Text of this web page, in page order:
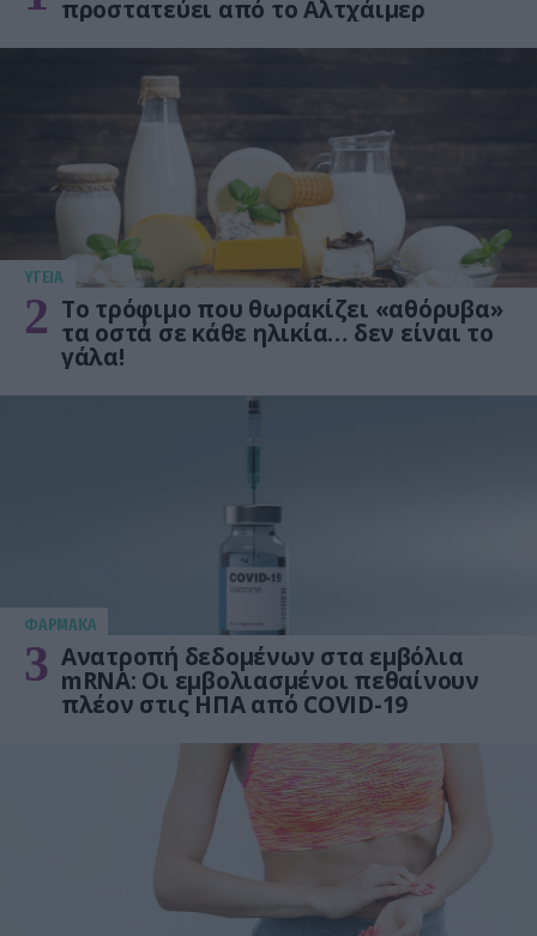
προστατεύει από το Αλτχάιμερ
ΥΓΕΙΑ
2 Το τρόφιμο που θωρακίζει «αθόρυβα»
τα οστά σε κάθε ηλικία… δεν είναι το
γάλα!
ΦΑΡΜΑΚΑ
3 Ανατροπή δεδομένων στα εμβόλια
mRNA: Οι εμβολιασμένοι πεθαίνουν
πλέον στις ΗΠΑ από COVID-19